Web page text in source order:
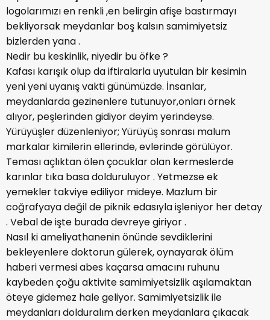
logolarımızı en renkli ,en belirgin afişe bastırmayı
bekliyorsak meydanlar boş kalsın samimiyetsiz
bizlerden yana .
Nedir bu keskinlik, niyedir bu öfke ?
Kafası karışık olup da iftiralarla uyutulan bir kesimin
yeni yeni uyanış vakti günümüzde. İnsanlar,
meydanlarda gezinenlere tutunuyor,onları örnek
alıyor, peşlerinden gidiyor deyim yerindeyse.
Yürüyüşler düzenleniyor; Yürüyüş sonrası malum
markalar kimilerin ellerinde, evlerinde görülüyor.
Teması açlıktan ölen çocuklar olan kermeslerde
karınlar tıka basa dolduruluyor . Yetmezse ek
yemekler takviye ediliyor mideye. Mazlum bir
coğrafyaya değil de piknik edasıyla işleniyor her detay
. Vebal de işte burada devreye giriyor .
Nasıl ki ameliyathanenin önünde sevdiklerini
bekleyenlere doktorun gülerek, oynayarak ölüm
haberi vermesi abes kaçarsa amacını ruhunu
kaybeden çoğu aktivite samimiyetsizlik aşılamaktan
öteye gidemez hale geliyor. Samimiyetsizlik ile
meydanları dolduralım derken meydanlara çıkacak